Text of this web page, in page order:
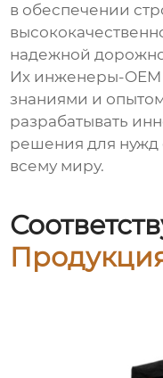
в обеспечении
надежной
Их инженеры-
знаниями и
разрабатывать
решения для нужд
всему миру.